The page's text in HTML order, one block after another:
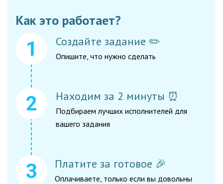
Как это работает?
Создайте задание ✏️
Опишите, что нужно сделать
Находим за 2 минуты ⏰
Подбираем лучших исполнителей для
вашего задания
Платите за готовое 🎉
Оплачиваете, только если вы довольны